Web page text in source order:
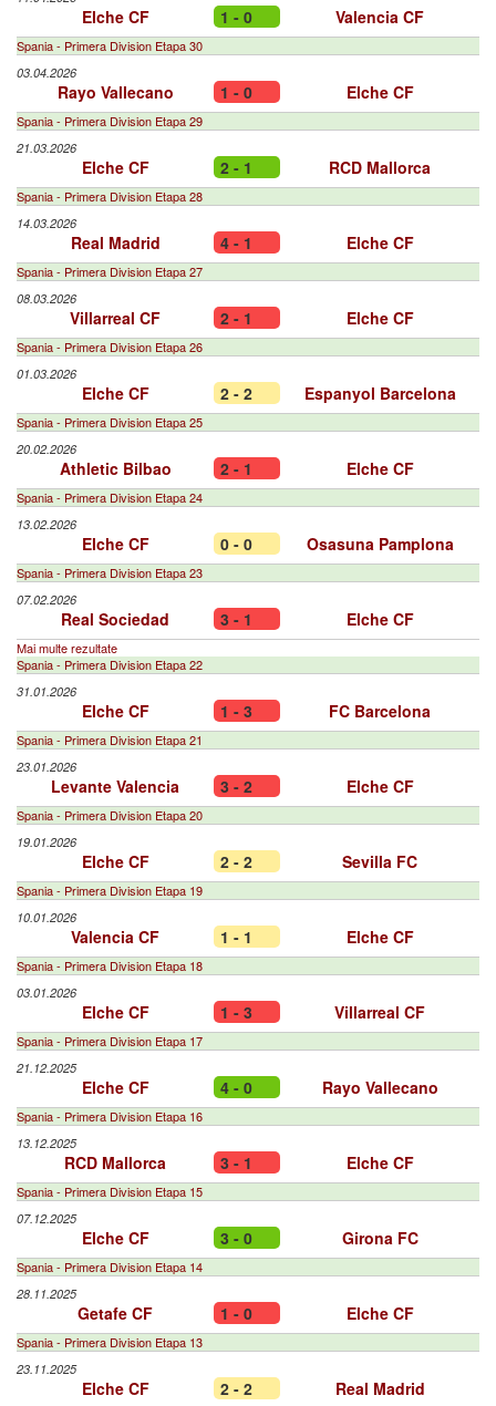
Elche CF 1 - 0 Valencia CF
Spania - Primera Division Etapa 30
03.04.2026
Rayo Vallecano 1 - 0 Elche CF
Spania - Primera Division Etapa 29
21.03.2026
Elche CF 2 - 1 RCD Mallorca
Spania - Primera Division Etapa 28
14.03.2026
Real Madrid 4 - 1 Elche CF
Spania - Primera Division Etapa 27
08.03.2026
Villarreal CF 2 - 1 Elche CF
Spania - Primera Division Etapa 26
01.03.2026
Elche CF 2 - 2 Espanyol Barcelona
Spania - Primera Division Etapa 25
20.02.2026
Athletic Bilbao 2 - 1 Elche CF
Spania - Primera Division Etapa 24
13.02.2026
Elche CF 0 - 0 Osasuna Pamplona
Spania - Primera Division Etapa 23
07.02.2026
Real Sociedad 3 - 1 Elche CF
Mai multe rezultate
Spania - Primera Division Etapa 22
31.01.2026
Elche CF 1 - 3 FC Barcelona
Spania - Primera Division Etapa 21
23.01.2026
Levante Valencia 3 - 2 Elche CF
Spania - Primera Division Etapa 20
19.01.2026
Elche CF 2 - 2 Sevilla FC
Spania - Primera Division Etapa 19
10.01.2026
Valencia CF 1 - 1 Elche CF
Spania - Primera Division Etapa 18
03.01.2026
Elche CF 1 - 3 Villarreal CF
Spania - Primera Division Etapa 17
21.12.2025
Elche CF 4 - 0 Rayo Vallecano
Spania - Primera Division Etapa 16
13.12.2025
RCD Mallorca 3 - 1 Elche CF
Spania - Primera Division Etapa 15
07.12.2025
Elche CF 3 - 0 Girona FC
Spania - Primera Division Etapa 14
28.11.2025
Getafe CF 1 - 0 Elche CF
Spania - Primera Division Etapa 13
23.11.2025
Elche CF 2 - 2 Real Madrid